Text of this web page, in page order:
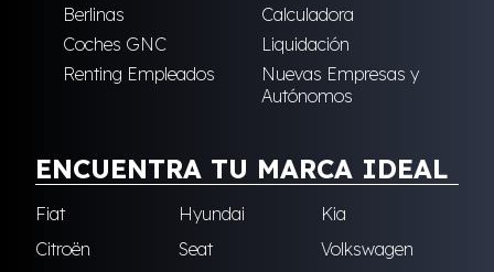
Berlinas
Calculadora
Coches GNC
Liquidación
Renting Empleados
Nuevas Empresas y
Autónomos
ENCUENTRA TU MARCA IDEAL
Fiat Hyundai
Kia
Citroën
Seat
Volkswagen